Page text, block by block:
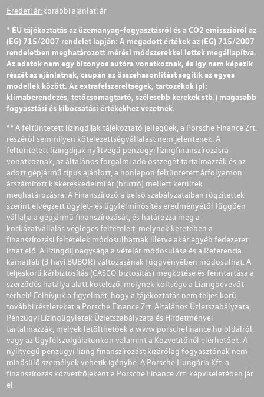
Eredeti ár:korábbi ajánlati ár
* EU tájékoztatás az üzemanyag-fogyasztásról és a CO2 emisszióról az
(EG) 715/2007 rendelet lapján: A megadott értékek az (EG) 715/2007
rendeletben meghatározott mérési módszerekkel lettek megállapítva.
Az adatok nem egy bizonyos autóra vonatkoznak, és így nem képezik
részét az ajánlatnak, csupán az összehasonlítást segítik az egyes
modellek között. Az extrafelszereltségek, tartozékok (pl:
klímaberendezés, tetőcsomagtartó, szélesebb kerekek stb.) magasabb
fogyasztási és kibocsátási értékekhez vezetnek.
** A feltüntetett lízingdíjak tájékoztató jellegűek, a Porsche Finance Zrt.
részéről semmilyen kötelezettségvállalást nem jelentenek. A
feltüntetett lízingdíjak nyíltvégű pénzügyi lízingfinanszírozásra
vonatkoznak, az általános forgalmi adó összegét tartalmazzák és az
adott gépjármű típus ajánlott, a honlapon feltüntetett árfolyamon
átszámított kiskereskedelmi ár (bruttó) mellett kerültek
meghatározásra. A Finanszírozó a belső szabályzataiban rögzítettek
szerint elvégzett ügylet- és ügyfélminősítés eredményétől függően
vállalja a gépjármű finanszírozását, és határozza meg a
kockázatvállalás végleges feltételeit, melynek keretében a
finanszírozási feltételek módosulhatnak illetve akár egyéb fedezetet
írhat elő. A lízingdíj nagysága a vételár módosulása és a Referencia
kamatláb (3 havi BUBOR) változásának függvényében módosulhat. A
teljeskörű kárbiztosítás (CASCO biztosítás) megkötése és fenntartása a
szerződés hatálya alatt kötelező, melynek költsége a Lízingbevevőt
terheli! Felhívjuk a figyelmét, hogy a tájékoztatás nem teljes körű,
további részleteket a Porsche Finance Zrt. Általános Üzletszabályzata,
Pénzügyi Lízingügyletek Üzletszabályzata és Hirdetményei
tartalmazzák, melyek letölthetőek a www.porschefinance.hu oldalról,
vagy az Ügyfélszolgálatunkon valamint a Közvetítőnél elérhetőek. A
nyíltvégű pénzügyi lízing finanszírozást kizárólag fogyasztónak nem
minősülő személyek vehetik igénybe. A Porsche Hungária Kft. a
finanszírozás közvetítőjeként a Porsche Finance Zrt. képviseletében jár
el.